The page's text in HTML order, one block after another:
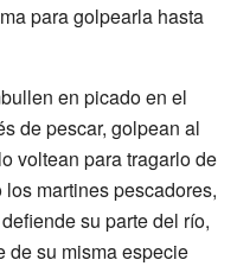
para golpearla hasta
en picado en el
de pescar, golpean al
voltean para tragarlo de
martines pescadores,
su parte del río,
de su misma especie